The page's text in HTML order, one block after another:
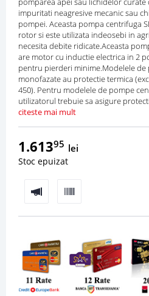
impuritati neagresive mecanic sau
pompei. Aceasta pompa centrifuga
rotor si este utilizata indeosebi in
necesita debite ridicate.Aceasta
are motor cu inductie electrica in 2
pentru pierderi minime.Modelele de
monofazate au protectie termica
450). Pentru modelele de pompe
utilizatorul trebuie sa asigure
citeste mai mult
1.61395 lei
Stoc epuizat